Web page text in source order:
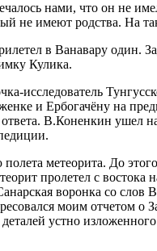
нами, что он не
не имеют родства. На
в Ванавару один.
Кулика.
и Ербогачёну на
В.Коненкин ушел
полета метеорита. До
пролетел с востока
воронка со слов
моим отчетом о
устно